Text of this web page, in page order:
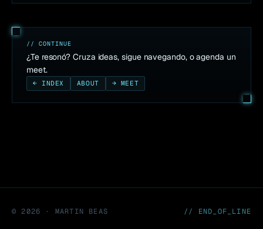
// CONTINUE
¿Te resonó? Cruza ideas, sigue navegando, o agenda un
meet.
← INDEX ABOUT → MEET
©2026 · MARTIN BEAS // END_OF_LINE